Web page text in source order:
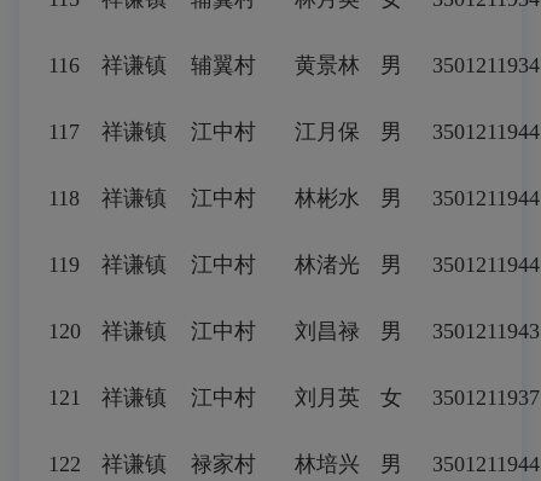
116 祥谦镇 辅翼村 黄景林 男
117 祥谦镇 江中村 江月保 男
118 祥谦镇 江中村 林彬水 男
119 祥谦镇 江中村 林渚光 男
120 祥谦镇 江中村 刘昌禄 男
121 祥谦镇 江中村 刘月英 女
122 祥谦镇 禄家村 林培兴 男